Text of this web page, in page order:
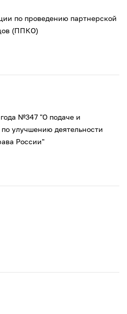
по проведению партнерской
(ППКО)
№347 "О подаче и
улучшению деятельности
России"